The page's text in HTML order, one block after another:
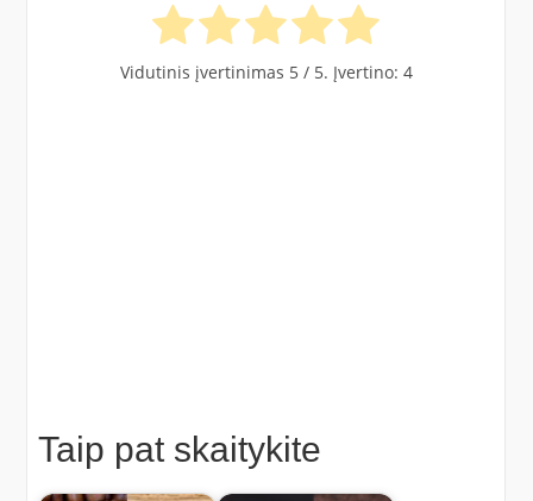
Vidutinis įvertinimas 5/ 5. Įvertino: 4
Taip pat skaitykite